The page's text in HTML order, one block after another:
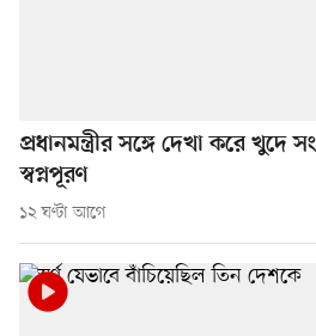
প্রধানমন্ত্রীর সঙ্গে দেখা করে খুদে
স্বপ্নপূরণ
১২ ঘণ্টা আগে